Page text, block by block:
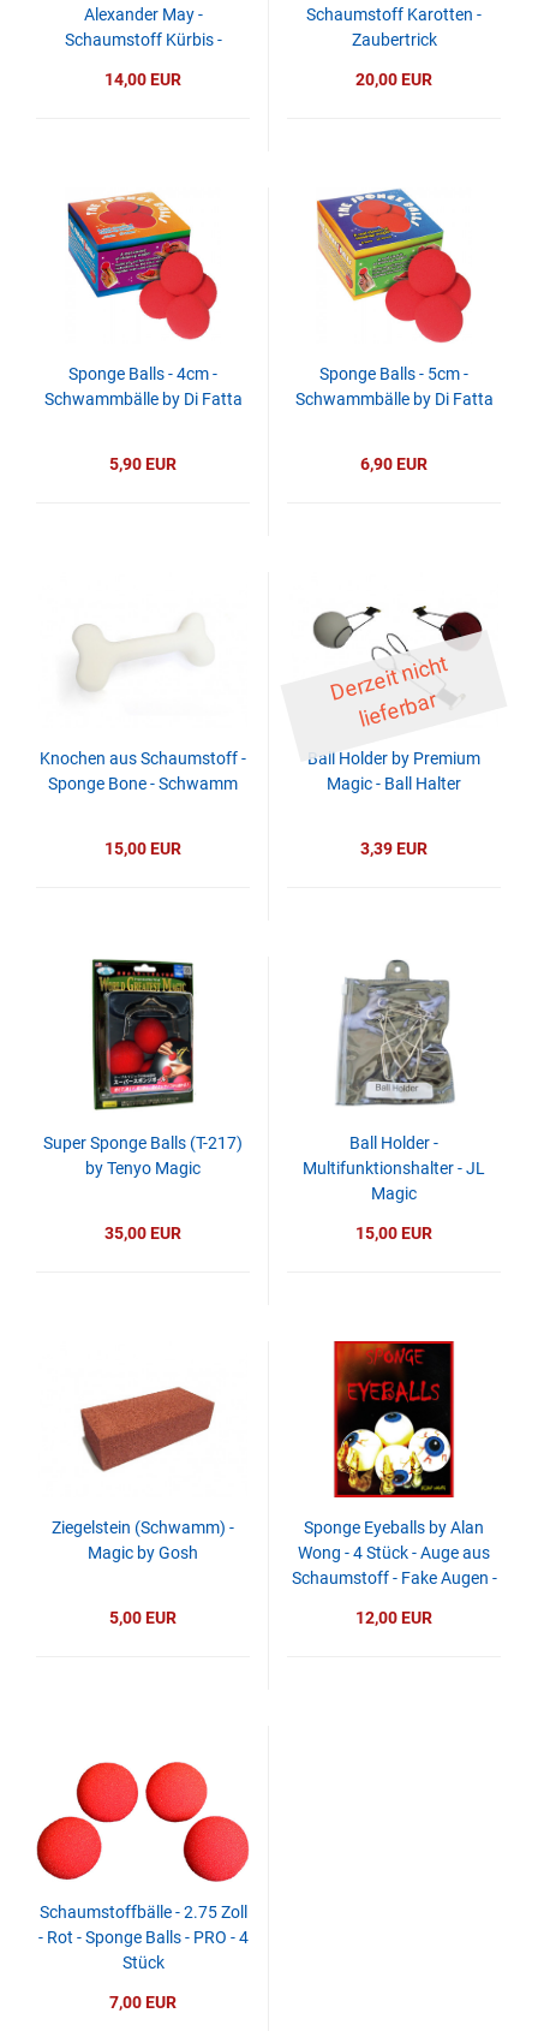
Alexander May -
Schaumstoff Kürbis -
14,00 EUR
Schaumstoff Karotten -
Zaubertrick
20,00 EUR
Sponge Balls - 4cm -
Schwammbälle by Di Fatta
5,90 EUR
Sponge Balls - 5cm -
Schwammbälle by Di Fatta
6,90 EUR
Knochen aus Schaumstoff -
Sponge Bone - Schwamm
15,00 EUR
D
er
z
eit
ni
c
ht
li
ef
er
b
ar
Ball Holder by Premium
Magic - Ball Halter
3,39 EUR
Super Sponge Balls (T-217)
by Tenyo Magic
35,00 EUR
Ball Holder -
Multifunktionshalter - JL
Magic
15,00 EUR
Ziegelstein (Schwamm) -
Magic by Gosh
5,00 EUR
Sponge Eyeballs by Alan
Wong - 4 Stück - Auge aus
Schaumstoff - Fake Augen -
12,00 EUR
Schaumstoffbälle - 2.75 Zoll
- Rot - Sponge Balls - PRO - 4
Stück
7,00 EUR